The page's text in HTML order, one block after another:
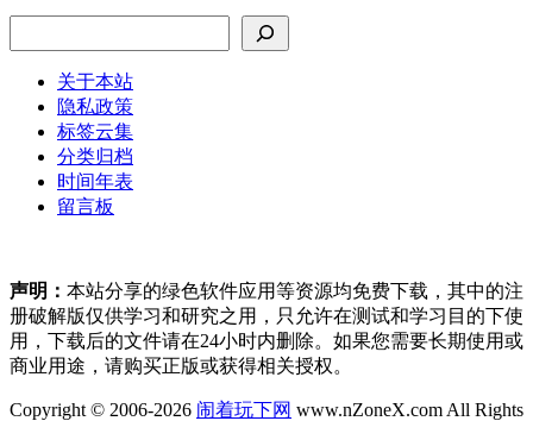
关于本站
隐私政策
标签云集
分类归档
时间年表
留言板
声明： 本站分享的绿色软件应用等资源均免费下载，其中的注
册破解版仅供学习和研究之用，只允许在测试和学习目的下使
用，下载后的文件请在24小时内删除。如果您需要长期使用或
商业用途，请购买正版或获得相关授权。
Copyright © 2006-2026 闹着玩下网 www.nZoneX.com All Rights